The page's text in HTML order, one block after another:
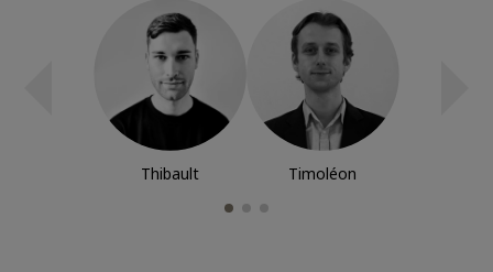
Thibault Timoléon